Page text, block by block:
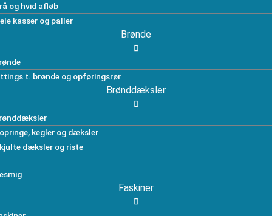
og hvid afløb
kasser og paller
Brønde
t. brønde og opføringsrør
Brønddæksler
kegler og dæksler
dæksler og riste
Faskiner